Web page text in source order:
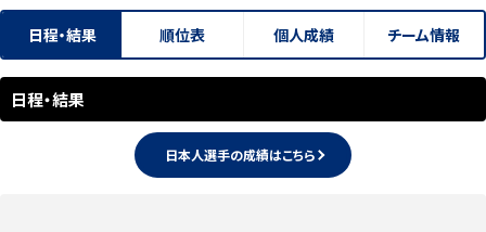
日程・結果 順位表 個人成績 チーム情報
日程・結果
日本人選手の成績はこちら